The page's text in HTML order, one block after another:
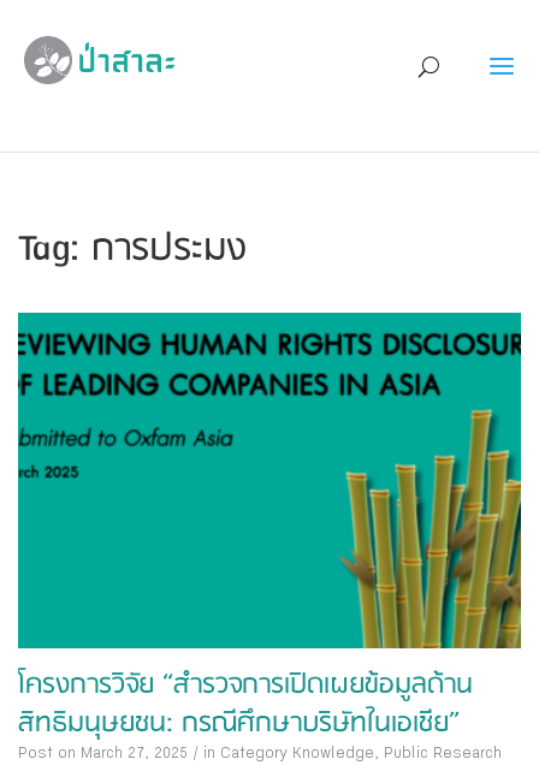
Tag: การประมง
โครงการวิจัย “สำรวจการเปิดเผยข้อมูลด้าน
สิทธิมนุษยชน: กรณีศึกษาบริษัทในเอเชีย”
Post on March 27, 2025 / in Category Knowledge, Public Research